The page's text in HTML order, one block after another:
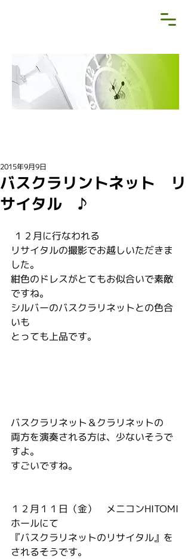
バスクラリントネット リ
サイタル ♪
2015年9月9日
１２月に行なわれる
リサイタルの撮影でお越しいただきま
した。
紺色のドレスがとてもお似合いで素敵
ですね。
シルバーのバスクラリネットとの色合
いも
とっても上品です。
バスクラリネット＆クラリネットの
両方を演奏される方は、少ないそうで
すよ。
すごいですね。
１２月１１日（金）　メニコンHITOMI
ホールにて
『バスクラリネットのリサイタル』を
されるそうです。